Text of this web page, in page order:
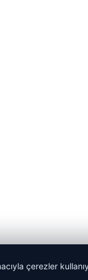
çerezler